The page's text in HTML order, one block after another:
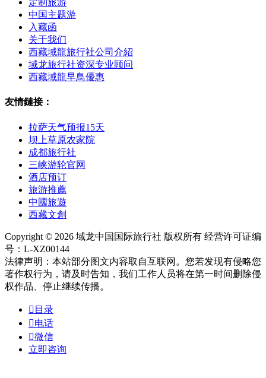
定制旅游
中国主题游
入藏函
关于我们
西藏域龍旅行社公司介紹
域龙旅行社资深专业顾问
西藏域龍早鳥優惠
友情鏈接：
拉萨天气预报15天
坝上草原农家院
成都旅行社
三峡游轮官网
酒店预订
旅游推薦
中國旅遊
西藏文創
Copyright © 2026 域龙中国国际旅行社 版权所有 经营许可证编
号：L-XZ00144
法律声明：本站部分图文内容取自互联网。您若发现有侵略您
著作权行为，请及时告知，我们工作人员将在第一时间删除侵
权作品、停止继续传播。
 目录
电话
微信
立即咨询